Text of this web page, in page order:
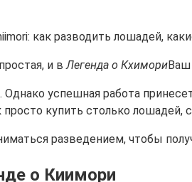
и вЛегенда о КхимориВаш
успешная работа
купить столько лошадей,
разведением, чтобы
о Киимори